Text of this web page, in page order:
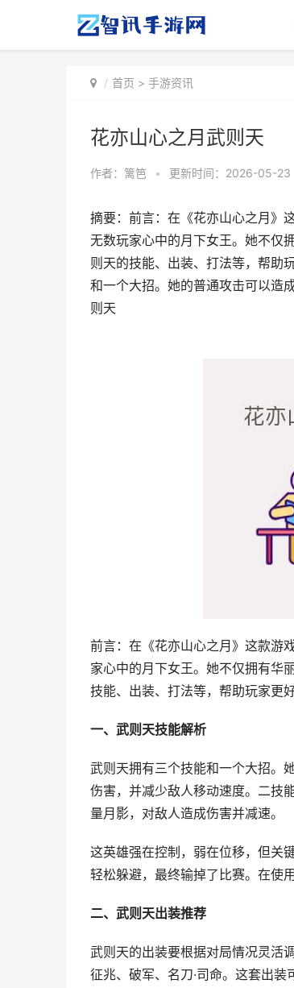
首页 > 手游资讯
花亦山心之月武则天
作者： 篱笆 • 更新时间：2026-05-23
摘要：前言：在《花亦山心之月》
无数玩家心中的月下女王。她不仅
则天的技能、出装、打法等，帮助
和一个大招。她的普通攻击可以造
则天
前言：在《花亦山心之月》这款游
家心中的月下女王。她不仅拥有华
技能、出装、打法等，帮助玩家更
一、武则天技能解析
武则天拥有三个技能和一个大招。
伤害，并减少敌人移动速度。二技
量月影，对敌人造成伤害并减速。
这英雄强在控制，弱在位移，但关
轻松躲避，最终输掉了比赛。在使
二、武则天出装推荐
武则天的出装要根据对局情况灵活
征兆、破军、名刀·司命。这套出装